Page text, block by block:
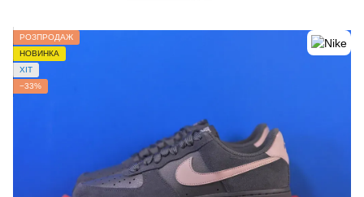
РОЗПРОДАЖ
НОВИНКА
ХІТ
−33%